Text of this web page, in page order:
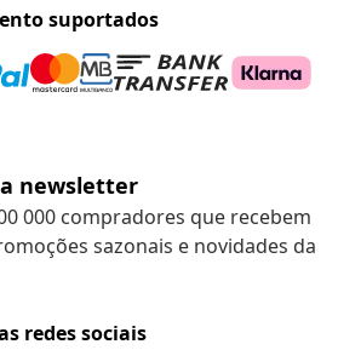
suportados
newsletter
000 compradores que recebem
sazonais e novidades da
redes sociais